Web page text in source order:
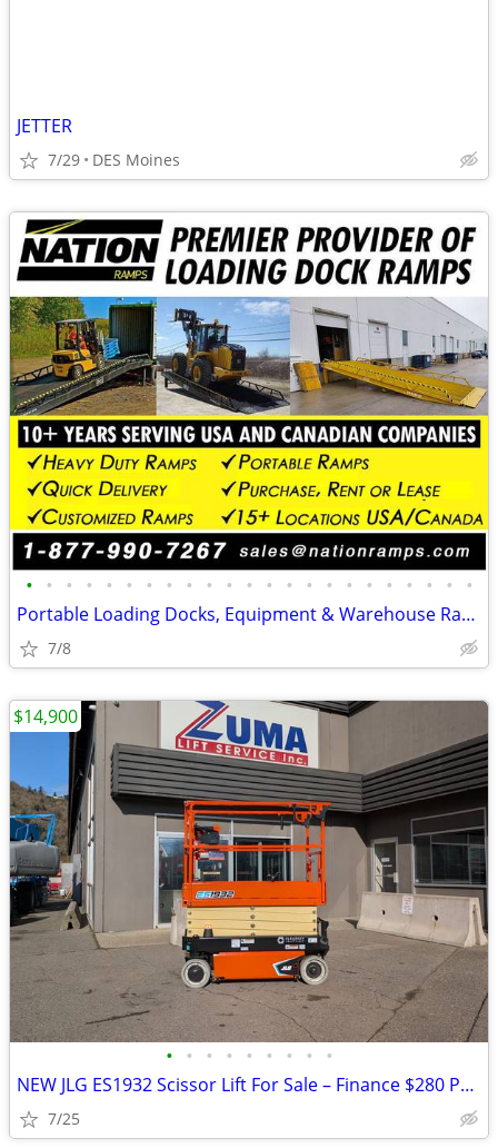
JETTER
7/29 DES Moines
• • • • • • • • • • • • • • • • • • • • • • •
Portable Loading Docks, Equipment & Warehouse Ramps (Commercial Ramps)
7/8
• • • • • • • • •
NEW JLG ES1932 Scissor Lift For Sale – Finance $280 Per Mo*
7/25
$14,900